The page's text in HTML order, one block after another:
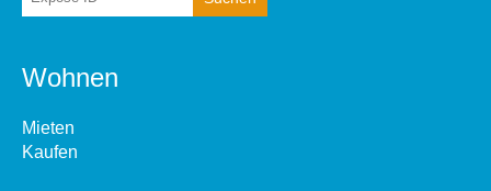
Wohnen
Mieten
Kaufen